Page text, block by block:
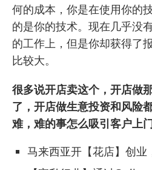
何的成本，你是在使用你的
的是你的技术。现在几乎没
的工作上，但是你却获得了
比较大。
很多说开店卖这个，开店做
了，开店做生意投资和风险
难，难的事怎么吸引客户上门
马来西亚开【花店】创